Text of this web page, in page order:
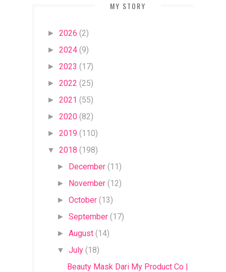
MY STORY
► 2026 (2)
► 2024 (9)
► 2023 (17)
► 2022 (25)
► 2021 (55)
► 2020 (82)
► 2019 (110)
▼ 2018 (198)
► December (11)
► November (12)
►October (13)
►September (17)
►August (14)
▼ July (18)
Beauty Mask Dari My Product Co |